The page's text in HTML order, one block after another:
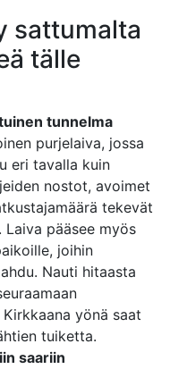
sattumalta
tälle
tunnelma
purjelaiva, jossa
eri tavalla kuin
nostot, avoimet
tekevät
Laiva pääsee myös
joihin
Nauti hitaasta
yönä saat
tuiketta.
saariin